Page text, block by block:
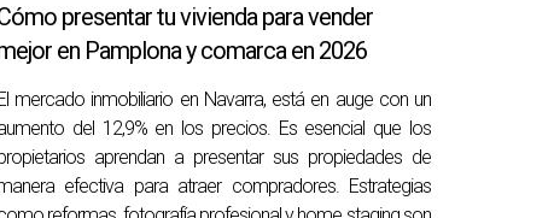
con ella para obtener apoyo durante este
presentar tu vivienda para vender
en Pamplona y comarca en 2026
mercado inmobiliario en Navarra, está en auge con un
del 12,9% en los precios. Es esencial que los
aprendan a presentar sus propiedades de
efectiva para atraer compradores. Estrategias